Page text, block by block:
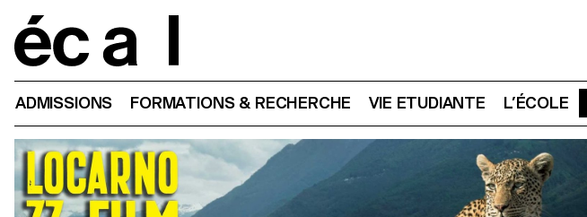
ADMISSIONS FORMATIONS & RECHERCHE VIE ETUDIANTE L’ÉCOLE